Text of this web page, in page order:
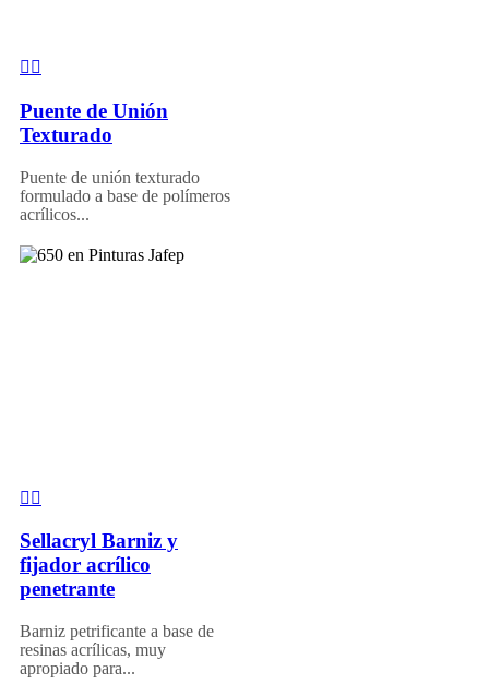
Puente de Unión
Texturado
Puente de unión texturado
formulado a base de polímeros
acrílicos...
Sellacryl Barniz y
fijador acrílico
penetrante
Barniz petrificante a base de
resinas acrílicas, muy
apropiado para...